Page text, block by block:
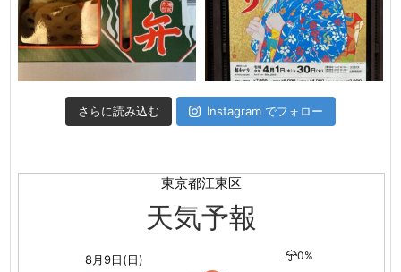
さらに読み込む Instagram でフォロー
東京都江東区
天気予報
8月9日(日) 0%